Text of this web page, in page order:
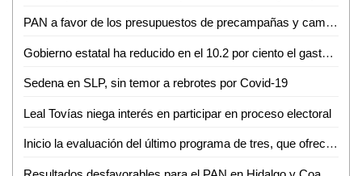
PAN a favor de los presupuestos de precampañas y campañas en SLP
Gobierno estatal ha reducido en el 10.2 por ciento el gasto de operación a precios reales: Daniel Pedroza
Sedena en SLP, sin temor a rebrotes por Covid-19
Leal Tovías niega interés en participar en proceso electoral
Inicio la evaluación del último programa de tres, que ofrece la Coordinación Académica Región Altiplano Oeste (CARAO) de la UASLP